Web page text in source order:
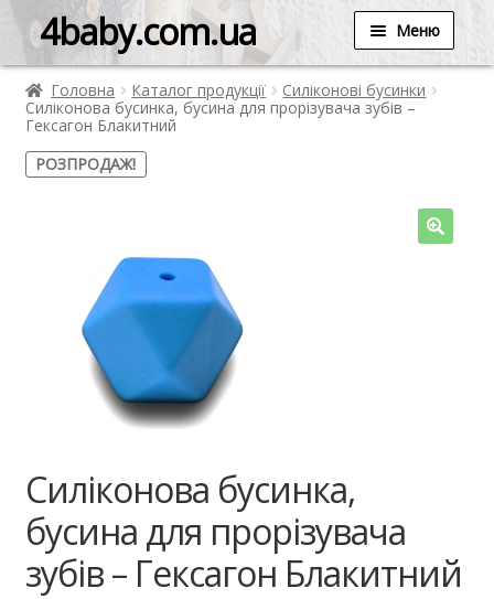
4baby.com.ua Меню
Головна Каталог продукції
Силіконові бусинки
Силіконова бусинка, бусина для прорізувача зубів –
Гексагон Блакитний
РОЗПРОДАЖ!
Силіконова бусинка,
бусина для прорізувача
зубів – Гексагон Блакитний